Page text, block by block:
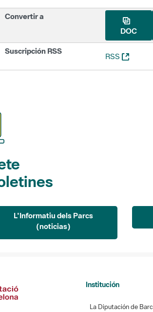
Convertir a
DOC
Suscripción RSS
RSS (Abre
L'Informatiu dels Parcs
(noticias)
Institución
La Diputación de